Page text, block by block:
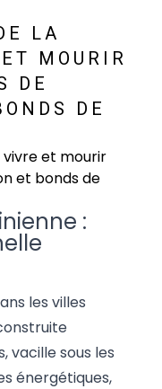
LA
MOURIR
DE
DE
:
les villes
vacille sous les
énergétiques,